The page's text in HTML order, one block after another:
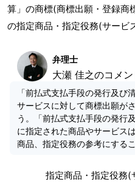
算」の商標(商標出願・登録商
の指定商品・指定役務(サービ
弁理士
大瀬 佳之のコメン
「前払式支払手段の発行及び
サービスに対して商標出願が
う。「前払式支払手段の発行
に指定された商品やサービス
商品、指定役務の参考にする
指定商品・指定役務